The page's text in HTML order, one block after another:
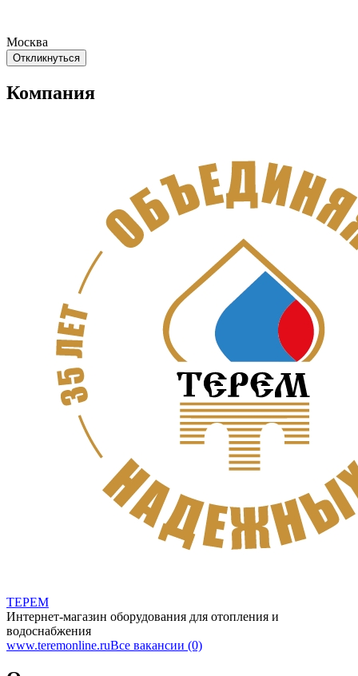
Москва
Откликнуться
Компания
ТЕРЕМ
Интернет-магазин оборудования для отопления и
водоснабжения
www.teremonline.ruВсе вакансии (0)